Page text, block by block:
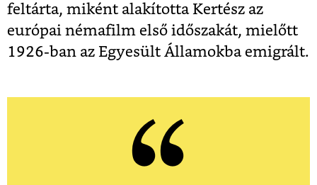
feltárta, miként alakította Kertész az
európai némafilm első időszakát, mielőtt
1926-ban az Egyesült Államokba emigrált.